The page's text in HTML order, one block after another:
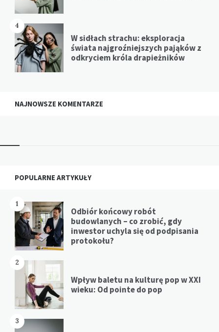
4
W sidłach strachu: eksploracja
świata najgroźniejszych pająków z
odkryciem króla drapieżników
NAJNOWSZE KOMENTARZE
Widgets
POPULARNE ARTYKUŁY
1
Odbiór końcowy robót
budowlanych – co zrobić, gdy
inwestor uchyla się od podpisania
protokołu?
2
Wpływ baletu na kulturę pop w XXI
wieku: Od pointe do pop
3